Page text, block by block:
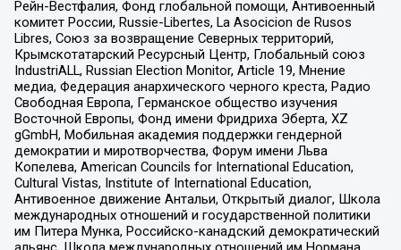
Рейн-Вестфалия, Фонд глобальной помощи, Антивоенный
комитет России, Russie-Libertes, La Asocicion de Rusos
Libres, Союз за возвращение Северных территорий,
Крымскотатарский Ресурсный Центр, Глобальный союз
IndustriALL, Russian Election Monitor, Article 19, Мнение
медиа, Федерация анархического черного креста, Радио
Свободная Европа, Германское общество изучения
Восточной Европы, Фонд имени Фридриха Эберта, XZ
gGmbH, Мобильная академия поддержки гендерной
демократии и миротворчества, Форум имени Льва
Копелева, American Councils for International Education,
Cultural Vistas, Institute of International Education,
Антивоенное движение Антальи, Открытый диалог, Школа
международных отношений и государственной политики
им Питера Мунка, Российско-канадский демократический